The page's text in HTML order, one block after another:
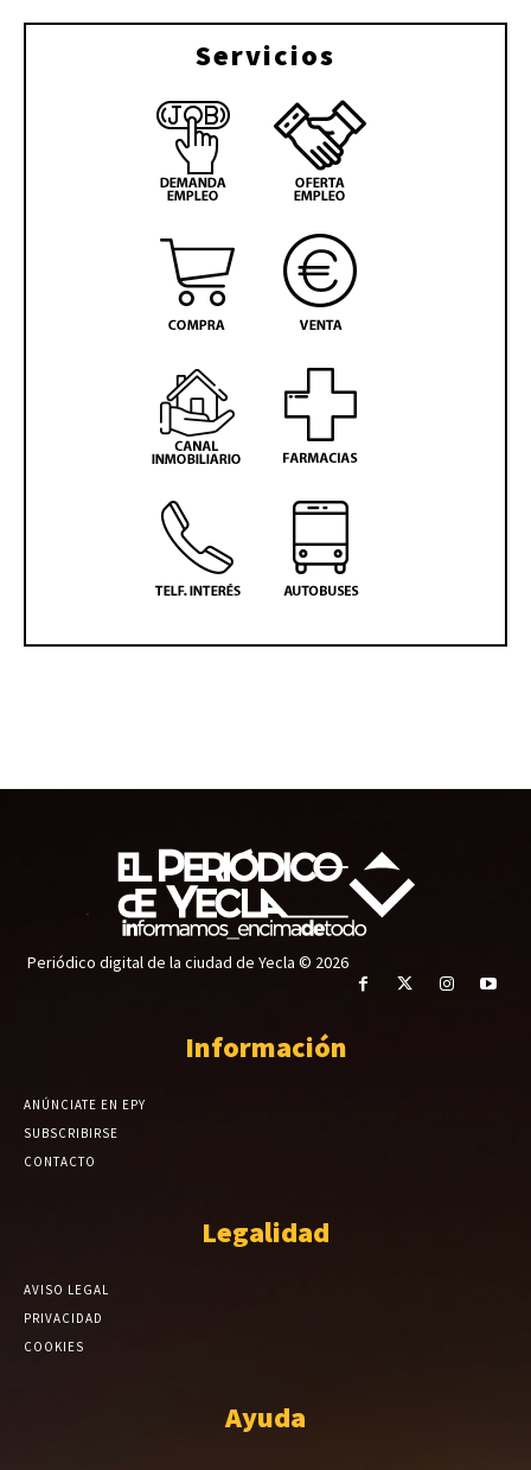
Servicios
Periódico digital de la ciudad de Yecla © 2026
Información
ANÚNCIATE EN EPY
SUBSCRIBIRSE
CONTACTO
Legalidad
AVISO LEGAL
PRIVACIDAD
COOKIES
Ayuda